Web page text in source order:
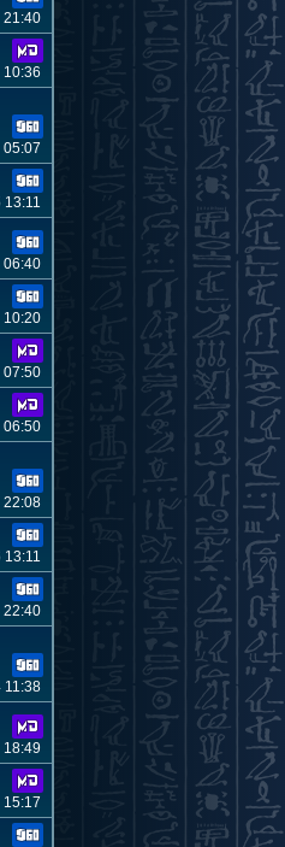
21:40
13:11
06:40
10:20
07:50
06:50
22:08
13:11
22:40
11:38